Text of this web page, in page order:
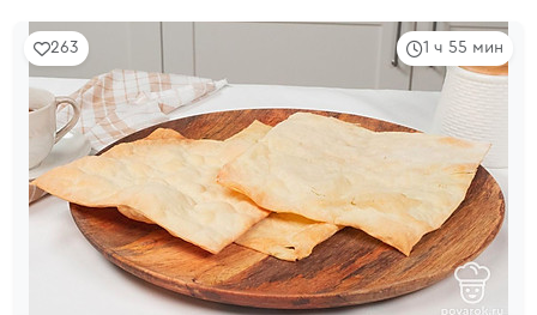
1 ч 55 мин
263